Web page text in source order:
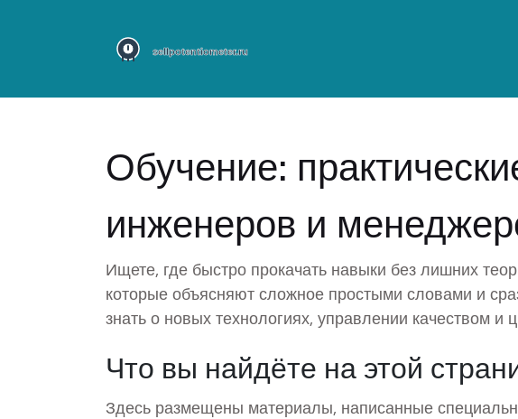
Обучение:
инженеров и
Ищете, где быстро прокачать навыки без лишних
которые объясняют сложное простыми словами и
знать о новых технологиях, управлении качеством
Что вы найдёте на этой
Здесь размещены материалы, написанные